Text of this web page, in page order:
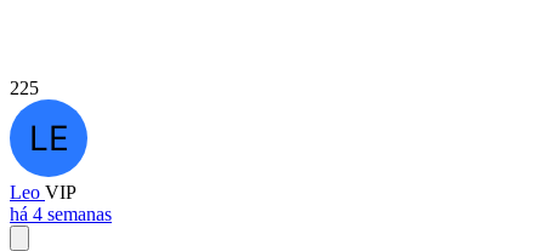
225
Leo VIP
há 4 semanas